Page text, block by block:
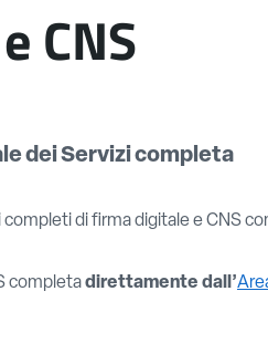
CNS
dei Servizi completa
di firma digitale e CNS
completadirettamente dall’